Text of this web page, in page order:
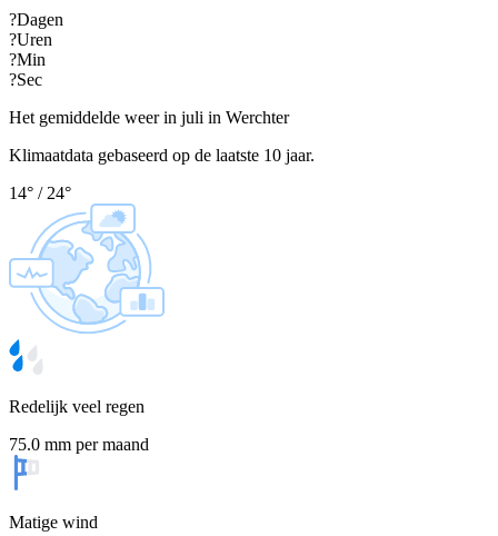
?Dagen
?Uren
?Min
?Sec
Het gemiddelde weer in juli in Werchter
Klimaatdata gebaseerd op de laatste 10 jaar.
14° / 24°
Redelijk veel regen
75.0 mm per maand
Matige wind